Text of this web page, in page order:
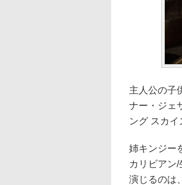
主人公の子
ナー・ジェ
ング スカ
姉キンジー
カリビアン
演じるのは